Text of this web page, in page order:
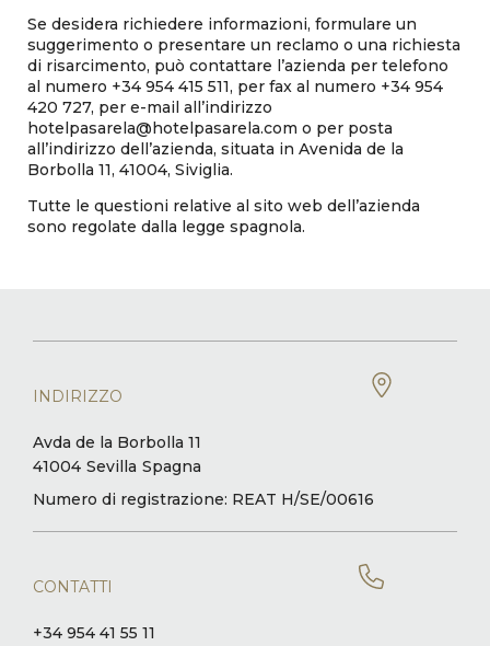
Se desidera richiedere informazioni, formulare un
suggerimento o presentare un reclamo o una richiesta
di risarcimento, può contattare l’azienda per telefono
al numero +34 954 415 511, per fax al numero +34 954
420 727, per e-mail all’indirizzo
hotelpasarela@hotelpasarela.com o per posta
all’indirizzo dell’azienda, situata in Avenida de la
Borbolla 11, 41004, Siviglia.
Tutte le questioni relative al sito web dell’azienda
sono regolate dalla legge spagnola.
INDIRIZZO
Avda de la Borbolla 11
41004 Sevilla Spagna
Numero di registrazione: REAT H/SE/00616
CONTATTI
+34 954 41 55 11